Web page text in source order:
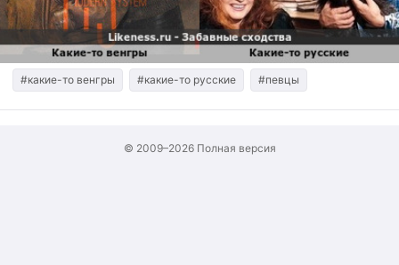
Создать сходство
Для публикации необходима авторизация
Поиск
#какие-то венгры #какие-то русские #певцы
© 2009–2026 Полная версия